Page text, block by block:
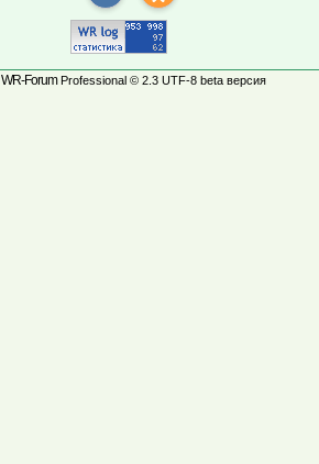
WR-ForumProfessional © 2.3 UTF-8 beta версия